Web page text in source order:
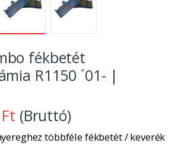
fékbetét
R1150 ´01- |
(Bruttó)
többféle fékbetét / keverék